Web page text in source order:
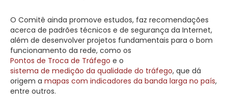
O Comitê ainda promove estudos, faz recomendações
acerca de padrões técnicos e de segurança da Internet,
além de desenvolver projetos fundamentais para o bom
funcionamento da rede, como os
Pontos de Troca de Tráfego e o
sistema de medição da qualidade do tráfego, que dá
origem a mapas com indicadores da banda larga no país,
entre outros.